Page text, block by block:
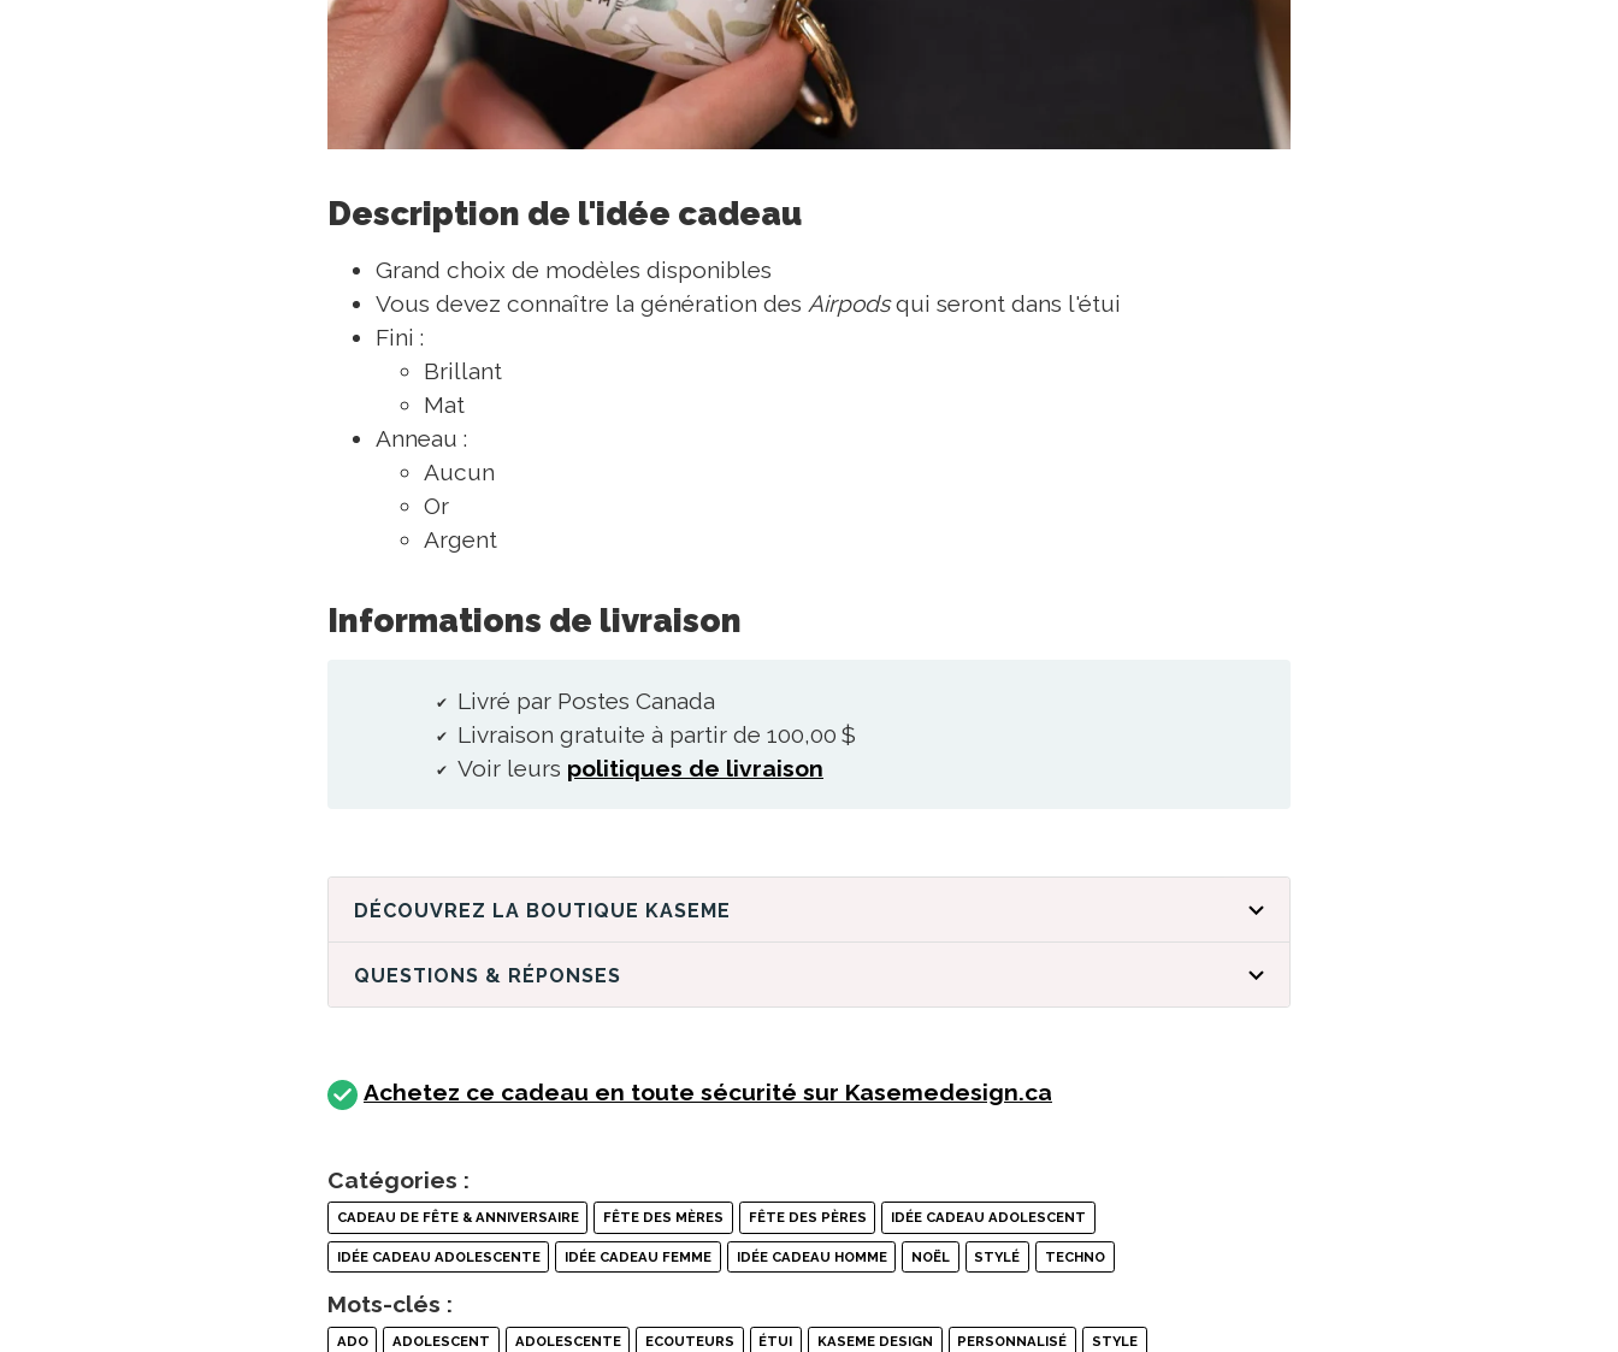
Description de l'idée cadeau
Grand choix de modèles disponibles
Vous devez connaître la génération des Airpodsqui seront dans l'étui
Fini :
Brillant
Mat
Anneau :
Aucun
Or
Argent
Informations de livraison
Livré par Postes Canada
Livraison gratuite à partir de 100,00 $
Voir leurs politiques de livraison
DÉCOUVREZ LA BOUTIQUE KASEME
QUESTIONS & RÉPONSES
Achetez ce cadeau en toute sécurité sur Kasemedesign.ca
Catégories :
CADEAU DE FÊTE & ANNIVERSAIRE FÊTE DES MÈRES FÊTE DES PÈRES IDÉE CADEAU ADOLESCENT
IDÉE CADEAU ADOLESCENTE IDÉE CADEAU FEMME IDÉE CADEAU HOMME NOËL STYLÉ TECHNO
Mots-clés :
ADO ADOLESCENT ADOLESCENTE ECOUTEURS ÉTUI KASEME DESIGN PERSONNALISÉ STYLE